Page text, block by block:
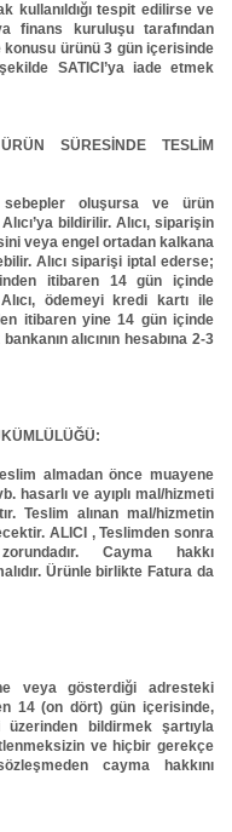
kullanıldığı tespit edilirse ve
finans kuruluşu tarafından
konusu ürünü 3 gün içerisinde
SATICI’ya iade etmek
SÜRESİNDE TESLİM
sebepler oluşursa ve ürün
bildirilir. Alıcı, siparişin
veya engel ortadan kalkana
Alıcı siparişi iptal ederse;
itibaren 14 gün içinde
ödemeyi kredi kartı ile
itibaren yine 14 gün içinde
alıcının hesabına 2-3
almadan önce muayene
hasarlı ve ayıplı mal/hizmeti
Teslim alınan mal/hizmetin
ALICI , Teslimden sonra
Cayma hakkı
Ürünle birlikte Fatura da
veya gösterdiği adresteki
14 (on dört) gün içerisinde,
üzerinden bildirmek şartıyla
ve hiçbir gerekçe
cayma hakkını